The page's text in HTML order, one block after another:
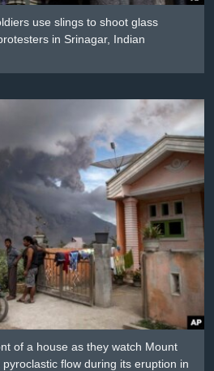
use slings to shoot glass
in Srinagar, Indian
of a house as they watch Mount
flow during its eruption in